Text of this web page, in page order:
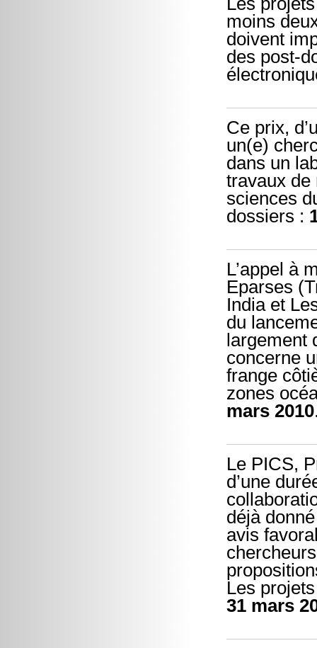
moins
doivent
des post-
Ce prix,
un(e)
dans un
travaux de
sciences
dossiers :
L’appel à
Eparses
India et
du
largement
concerne
frange
zones
mars 2010
Le PICS,
d’une
déjà
avis
Les
31 mars